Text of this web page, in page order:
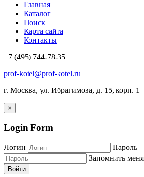
Главная
Каталог
Поиск
Карта сайта
Контакты
+7 (495) 744-78-35
prof-kotel@prof-kotel.ru
г. Москва, ул. Ибрагимова, д. 15, корп. 1
×
Login Form
Логин
Пароль
Запомнить меня
Войти